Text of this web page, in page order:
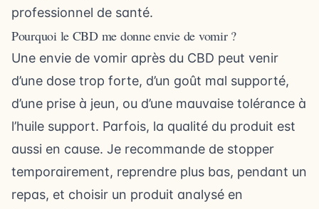
professionnel de santé.
Pourquoi le CBD me donne envie de vomir ?
Une envie de vomir après du CBD peut venir
d’une dose trop forte, d’un goût mal supporté,
d’une prise à jeun, ou d’une mauvaise tolérance à
l’huile support. Parfois, la qualité du produit est
aussi en cause. Je recommande de stopper
temporairement, reprendre plus bas, pendant un
repas, et choisir un produit analysé en